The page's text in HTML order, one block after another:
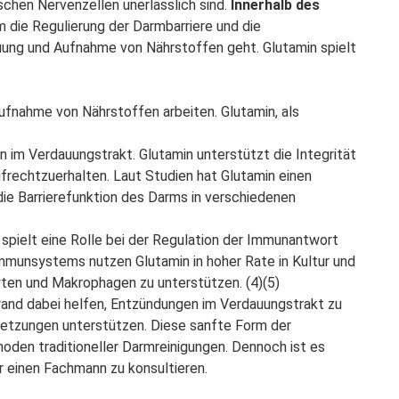
Nervenzellen unerlässlich sind. Innerhalb des
die Regulierung der Darmbarriere und die
und Aufnahme von Nährstoffen geht. Glutamin spielt
von Nährstoffen arbeiten. Glutamin, als
im Verdauungstrakt. Glutamin unterstützt die Integrität
Laut Studien hat Glutamin einen
Barrierefunktion des Darms in verschiedenen
eine Rolle bei der Regulation der Immunantwort
nutzen Glutamin in hoher Rate in Kultur und
und Makrophagen zu unterstützen. (4)(5)
dabei helfen, Entzündungen im Verdauungstrakt zu
unterstützen. Diese sanfte Form der
traditioneller Darmreinigungen. Dennoch ist es
Fachmann zu konsultieren.